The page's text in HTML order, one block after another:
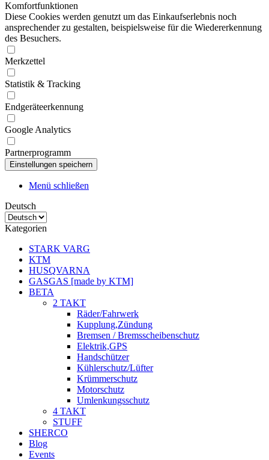
Komfortfunktionen
Diese Cookies werden genutzt um das Einkaufserlebnis noch
ansprechender zu gestalten, beispielsweise für die Wiedererkennung
des Besuchers.
Merkzettel
Statistik & Tracking
Endgeräteerkennung
Google Analytics
Partnerprogramm
Menü schließen
Deutsch
Kategorien
STARK VARG
KTM
HUSQVARNA
GASGAS [made by KTM]
BETA
2 TAKT
Räder/Fahrwerk
Kupplung,Zündung
Bremsen / Bremsscheibenschutz
Elektrik,GPS
Handschützer
Kühlerschutz/Lüfter
Krümmerschutz
Motorschutz
Umlenkungsschutz
4 TAKT
STUFF
SHERCO
Blog
Events